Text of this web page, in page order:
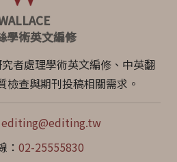
學術英文編修
者處理學術英文編修、中英翻
檢查與期刊投稿相關需求。
editing@editing.tw
： 02-25555830